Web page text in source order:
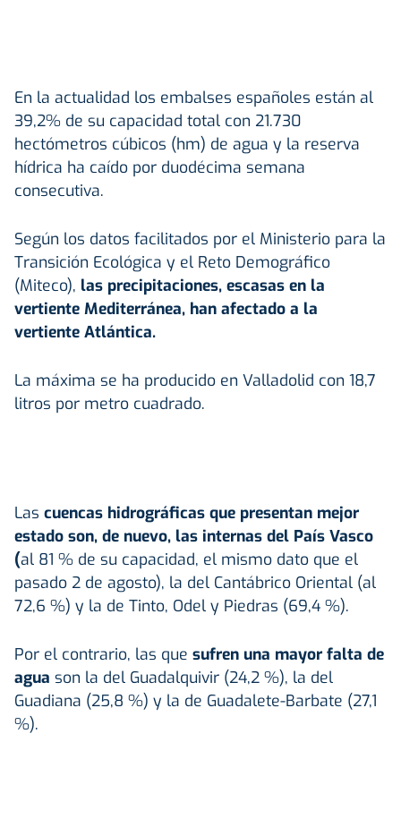
En la actualidad los embalses españoles están al
39,2% de su capacidad total con 21.730
hectómetros cúbicos (hm) de agua y la reserva
hídrica ha caído por duodécima semana
consecutiva.
Según los datos facilitados por el Ministerio para la
Transición Ecológica y el Reto Demográfico
(Miteco), las precipitaciones, escasas en la
vertiente Mediterránea, han afectado a la
vertiente Atlántica.
La máxima se ha producido en Valladolid con 18,7
litros por metro cuadrado.
Las cuencas hidrográficas que presentan mejor
estado son, de nuevo, las internas del País Vasco
(al 81 % de su capacidad, el mismo dato que el
pasado 2 de agosto), la del Cantábrico Oriental (al
72,6 %) y la de Tinto, Odel y Piedras (69,4 %).
Por el contrario, las que sufren una mayor falta de
agua son la del Guadalquivir (24,2 %), la del
Guadiana (25,8 %) y la de Guadalete-Barbate (27,1
%).